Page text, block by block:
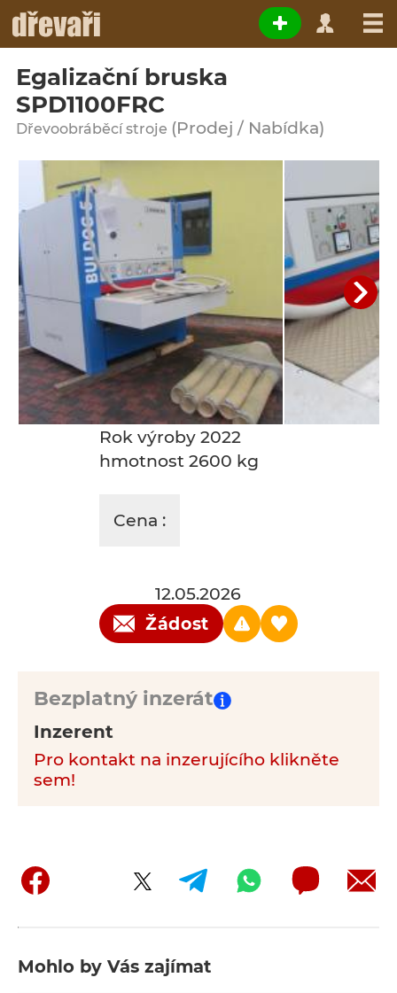
Egalizační bruska
SPD1100FRC
Dřevoobráběcí stroje (Prodej / Nabídka)
Rok výroby 2022
hmotnost 2600 kg
Cena :
12.05.2026
Žádost
Bezplatný inzerát
Inzerent
Pro kontakt na inzerujícího klikněte
sem!
Mohlo by Vás zajímat